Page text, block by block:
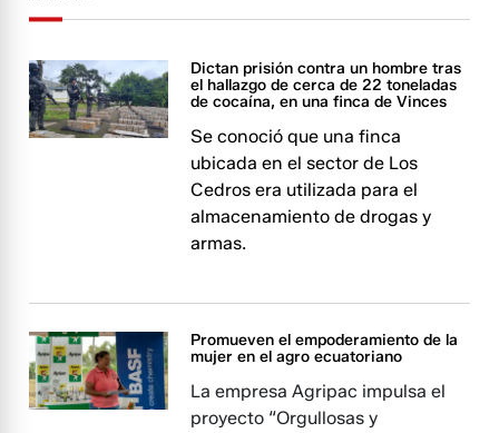
Dictan prisión contra un hombre tras
el hallazgo de cerca de 22 toneladas
de cocaína, en una finca de Vinces
Se conoció que una finca
ubicada en el sector de Los
Cedros era utilizada para el
almacenamiento de drogas y
armas.
Promueven el empoderamiento de la
mujer en el agro ecuatoriano
La empresa Agripac impulsa el
proyecto “Orgullosas y